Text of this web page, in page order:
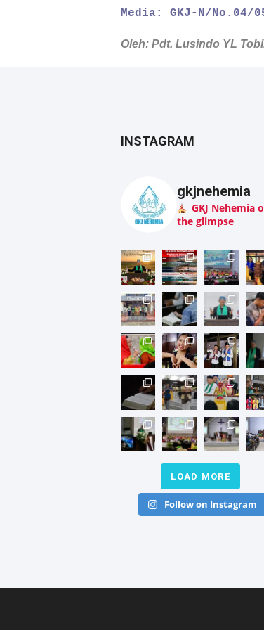
Media: GKJ-N/No.04/
Oleh: Pdt. Lusindo YL
INSTAGRAM
gkjnehemia
GKJ Nehemia
the glimpse
LOAD MORE
Follow on Instagram